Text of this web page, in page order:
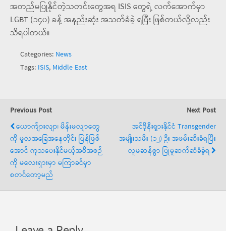
အတည်မပြုနိုင်တဲ့သတင်းတွေအရ ISIS တွေရဲ့ လက်အောက်မှာ
LGBT (၁၄၀) ခန့် အနည်းဆုံး အသတ်ခံခဲ့ ရပြီး ဖြစ်တယ်လို့လည်း
သိရပါတယ်။
Categories: News
Tags: ISIS, Middle East
Previous Post
ယောက်ျားလျာ၊ မိန်းမလျာတွေ
ကို မူလအခြေအနေတိုင်း ပြန်ဖြစ်
အောင် ကုသပေးနိုင်မယ့်အစီအစဉ်
ကို မလေးရှားမှာ မကြာခင်မှာ
စတင်တော့မည်
Next Post
အင်ဒိုနီးရှားနိုင်ငံ Transgender
အမျိုးသမီး (၁၂) ဦး အဖမ်းဆီးခံရပြီး
လူမဆန်စွာ ပြုမူဆက်ဆံခံခဲ့ရ